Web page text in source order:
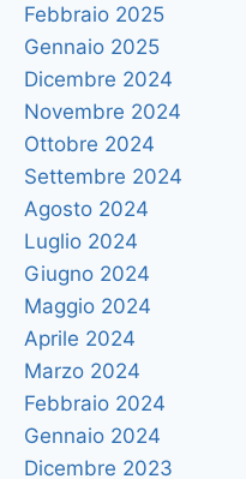
Febbraio 2025
Gennaio 2025
Dicembre 2024
Novembre 2024
Ottobre 2024
Settembre 2024
Agosto 2024
Luglio 2024
Giugno 2024
Maggio 2024
Aprile 2024
Marzo 2024
Febbraio 2024
Gennaio 2024
Dicembre 2023